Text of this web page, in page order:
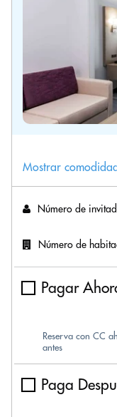
Mostrar
Número de
Número de
Pagar
Reserva con CC
antes
Paga